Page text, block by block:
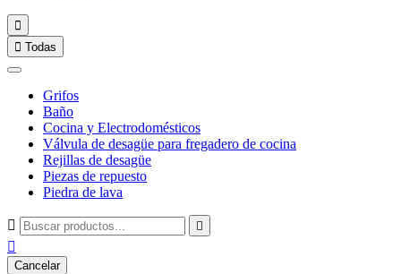

 Todas
Grifos
Baño
Cocina y Electrodomésticos
Válvula de desagüe para fregadero de cocina
Rejillas de desagüe
Piezas de repuesto
Piedra de lava
 

Cancelar